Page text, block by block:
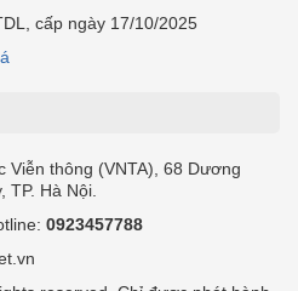
cấp ngày 17/10/2025
Viễn thông (VNTA), 68 Dương
Hà Nội.
0923457788